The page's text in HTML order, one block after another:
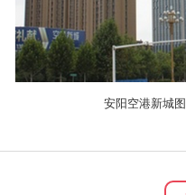
安阳空港新城图